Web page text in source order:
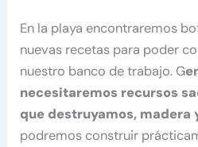
En la playa encontraremos
nuevas recetas para poder
nuestro banco de trabajo. G
necesitaremos recursos
que destruyamos, madera
podremos construir